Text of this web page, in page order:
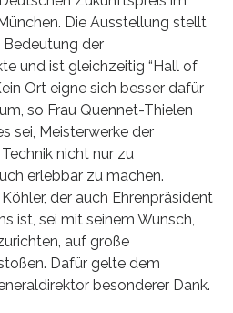
Die Ausstellung stellt
Bedeutung der
und ist gleichzeitig “Hall of
Ort eigne sich besser dafür
so Frau Quennet-Thielen
sei, Meisterwerke der
nicht nur zu
erlebbar zu machen.
der auch Ehrenpräsident
ist, sei mit seinem Wunsch,
auf große
Dafür gelte dem
besonderer Dank.